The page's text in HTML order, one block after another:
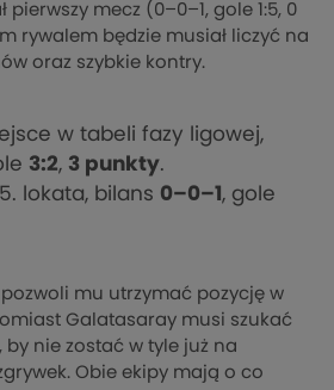
mecz (0–0–1, gole 1:5, 0
rywalem będzie musiał liczyć na
oraz szybkie kontry.
w tabeli fazy ligowej,
3:2, 3 punkty.
lokata, bilans 0–0–1 , gole
mu utrzymać pozycję w
Galatasaray musi szukać
nie zostać w tyle już na
Obie ekipy mają o co